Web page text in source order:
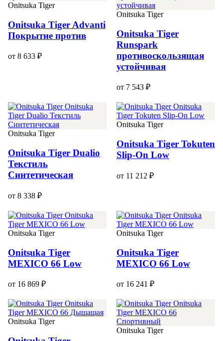
Onitsuka Tiger
Onitsuka Tiger Advanti
Покрытие против
от 8 633 ₽
Onitsuka Tiger
Onitsuka Tiger
Runspark
противоскользящая
устойчивая
от 7 543 ₽
Onitsuka Tiger
Onitsuka Tiger Dualio
Текстиль
Синтетическая
от 8 338 ₽
Onitsuka Tiger
Onitsuka Tiger Tokuten
Slip-On Low
от 11 212 ₽
Onitsuka Tiger
Onitsuka Tiger
MEXICO 66 Low
от 16 869 ₽
Onitsuka Tiger
Onitsuka Tiger
MEXICO 66 Low
от 16 241 ₽
Onitsuka Tiger
Onitsuka Tiger